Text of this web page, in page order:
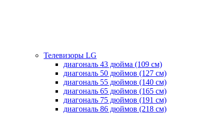
Телевизоры LG
диагональ 43 дюйма (109 см)
диагональ 50 дюймов (127 см)
диагональ 55 дюймов (140 cм)
диагональ 65 дюймов (165 cм)
диагональ 75 дюймов (191 см)
диагональ 86 дюймов (218 см)